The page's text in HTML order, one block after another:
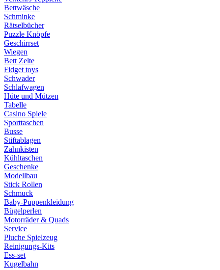
Bettwäsche
Schminke
Rätselbücher
Puzzle Knöpfe
Geschirrset
Wiegen
Bett Zelte
Fidget toys
Schwader
Schlafwagen
Hüte und Mützen
Tabelle
Casino Spiele
Sporttaschen
Busse
Stiftablagen
Zahnkisten
Kühltaschen
Geschenke
Modellbau
Stick Rollen
Schmuck
Baby-Puppenkleidung
Bügelperlen
Motorräder & Quads
Service
Pluche Spielzeug
Reinigungs-Kits
Ess-set
Kugelbahn